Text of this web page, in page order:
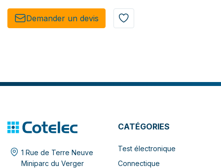
Demander un de​​vis​​
1 Rue de Terre Neuve
Miniparc du Verger
CATÉGORIES
Test électronique
Connectique